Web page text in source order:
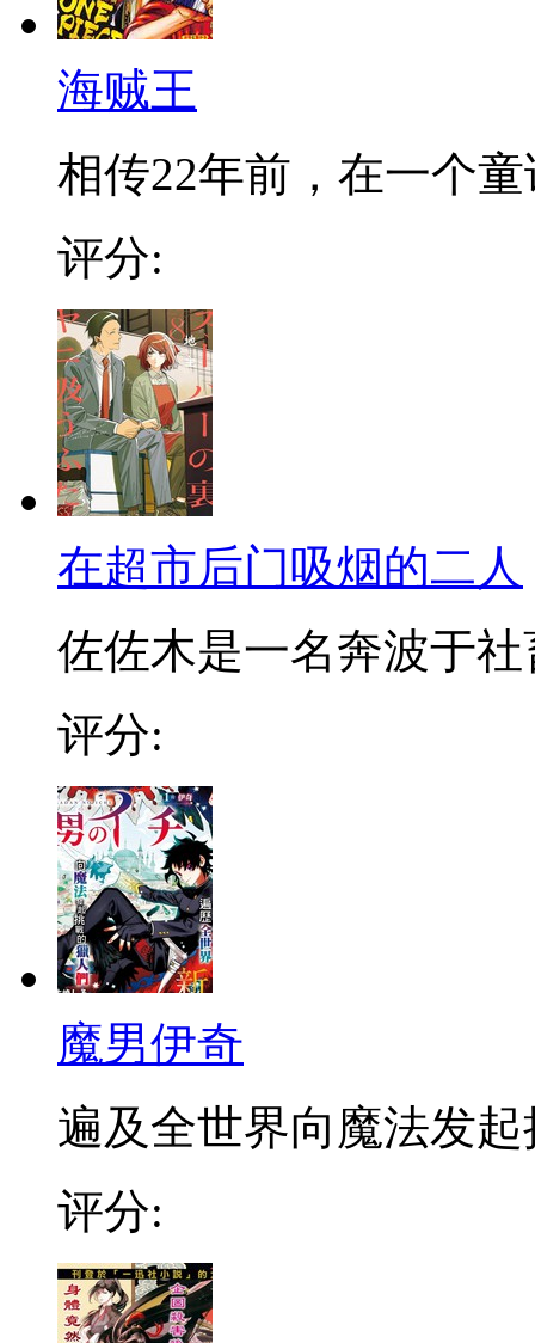
海贼王
相传22年前，在一个
评分:
在超市后门吸烟的二人
佐佐木是一名奔波于社
评分:
魔男伊奇
遍及全世界向魔法发起
评分: